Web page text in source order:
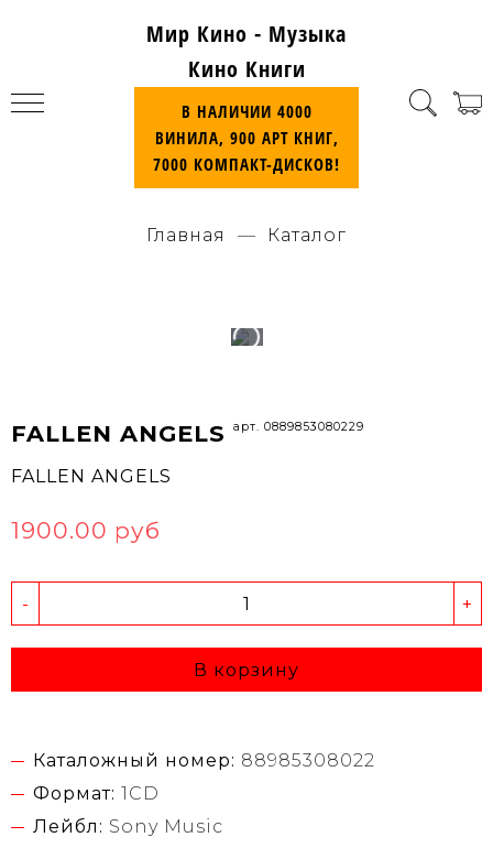
Мир Кино - Музыка
Кино Книги
В НАЛИЧИИ 4000
ВИНИЛА, 900 АРТ КНИГ,
7000 КОМПАКТ-ДИСКОВ!
Главная Каталог
FALLEN ANGELS арт. 0889853080229
FALLEN ANGELS
1900.00 руб
- +
В корзину
Каталожный номер: 88985308022
Формат: 1CD
Лейбл: Sony Music